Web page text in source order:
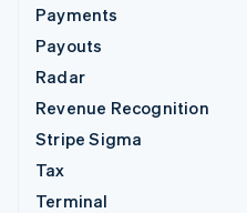
Payments
Payouts
Radar
Revenue Recognition
Stripe Sigma
Tax
Terminal